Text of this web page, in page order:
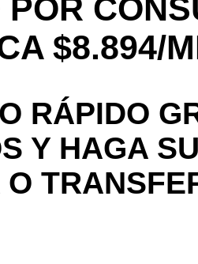
$8.894/
RÁPIDO
Y HAGA
O